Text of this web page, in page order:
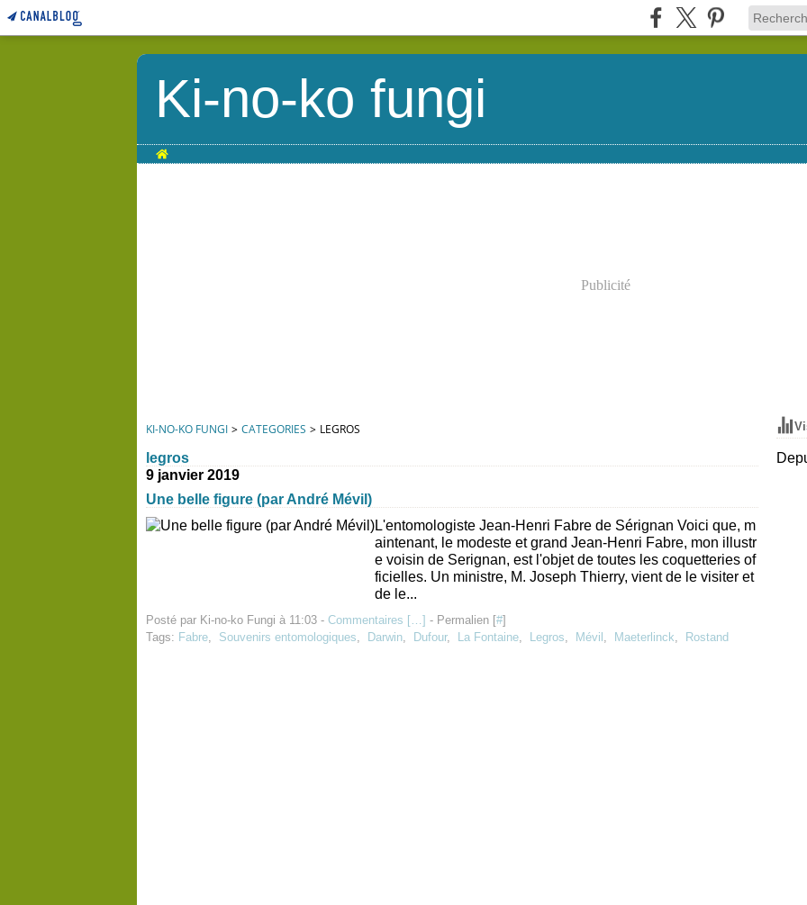
Ki-no-ko fungi
Home
Publicité
KI-NO-KO FUNGI > CATEGORIES > LEGROS
legros
9 janvier 2019
Une belle figure (par André Mévil)
L'entomologiste Jean-Henri Fabre de Sérignan Voici que, m
aintenant, le modeste et grand Jean-Henri Fabre, mon illustr
e voisin de Serignan, est l'objet de toutes les coquetteries of
ficielles. Un ministre, M. Joseph Thierry, vient de le visiter et
de le...
Posté par Ki-no-ko Fungi à 11:03 - Commentaires […] - Permalien [#]
Tags: Fabre, Souvenirs entomologiques, Darwin, Dufour, La Fontaine, Legros, Mévil , Maeterlinck, Rostand